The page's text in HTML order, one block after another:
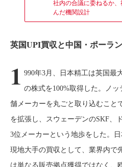
社内の合議に委ねるか
んだ機関設計
英国UPI買収と中国・ポーラ
1 990年3月、日本精工は英国最
の株式を100%取得した。ノ
舗メーカーを丸ごと取り込むこと
を拡張し、スウェーデンのSKF、
3位メーカーという地歩をした。
現地大手の買収として、業界内で
は単なる販売拠点獲得ではなく、